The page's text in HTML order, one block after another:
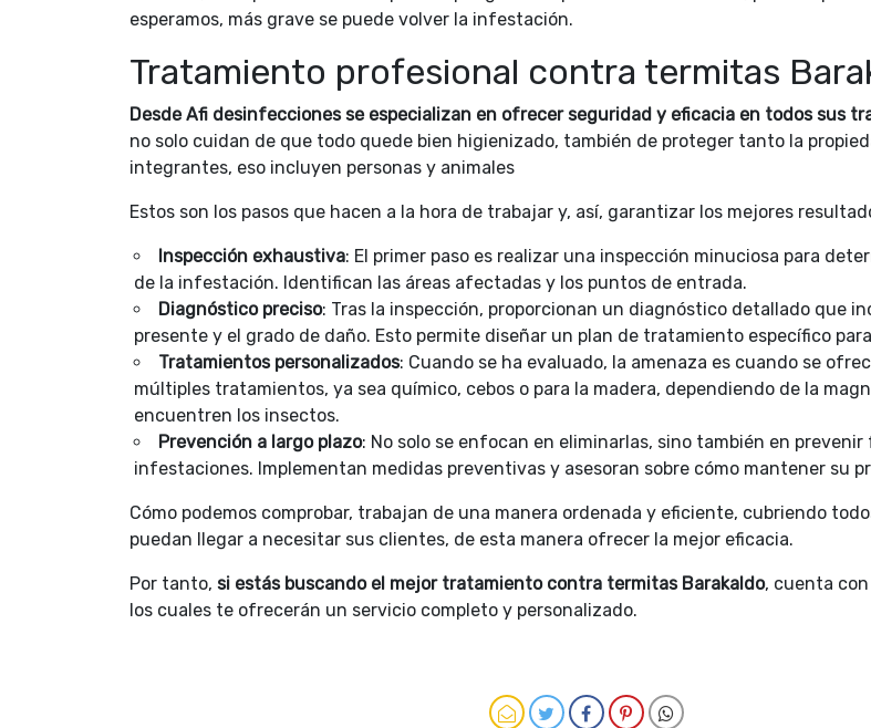
esperamos, más grave se puede volver la infestación.
Tratamiento profesional contra termitas
Desde Afi desinfecciones se especializan en ofrecer seguridad y eficacia en todos sus
no solo cuidan de que todo quede bien higienizado, también de proteger tanto la
integrantes, eso incluyen personas y animales
Estos son los pasos que hacen a la hora de trabajar y, así, garantizar los mejores
Inspección exhaustiva: El primer paso es realizar una inspección minuciosa para
de la infestación. Identifican las áreas afectadas y los puntos de entrada.
Diagnóstico preciso: Tras la inspección, proporcionan un diagnóstico detallado que
presente y el grado de daño. Esto permite diseñar un plan de tratamiento específico
Tratamientos personalizados: Cuando se ha evaluado, la amenaza es cuando se
múltiples tratamientos, ya sea químico, cebos o para la madera, dependiendo de la
encuentren los insectos.
Prevención a largo plazo: No solo se enfocan en eliminarlas, sino también en
infestaciones. Implementan medidas preventivas y asesoran sobre cómo mantener su
Cómo podemos comprobar, trabajan de una manera ordenada y eficiente, cubriendo
puedan llegar a necesitar sus clientes, de esta manera ofrecer la mejor eficacia.
Por tanto, si estás buscando el mejor tratamiento contra termitas Barakaldo, cuenta
los cuales te ofrecerán un servicio completo y personalizado.